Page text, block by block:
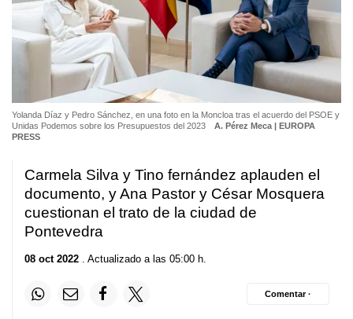
Yolanda Díaz y Pedro Sánchez, en una foto en la Moncloa tras el acuerdo del PSOE y
Unidas Podemos sobre los Presupuestos del 2023
A. Pérez Meca | EUROPA
PRESS
Carmela Silva y Tino fernández aplauden el
documento, y Ana Pastor y César Mosquera
cuestionan el trato de la ciudad de
Pontevedra
08 oct 2022 . Actualizado a las 05:00 h.
Comentar ·